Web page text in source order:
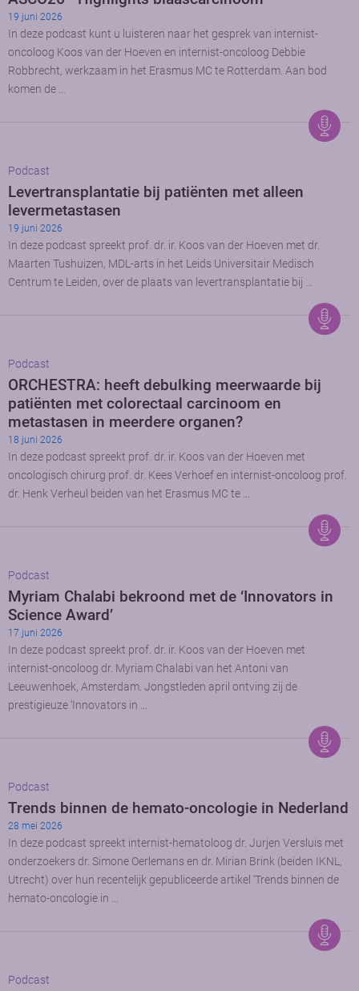
19 juni 2026
In deze podcast kunt u luisteren naar het gesprek van internist-
oncoloog Koos van der Hoeven en internist-oncoloog Debbie
Robbrecht, werkzaam in het Erasmus MC te Rotterdam. Aan bod
komen de …
Podcast
Levertransplantatie bij patiënten met alleen
levermetastasen
19 juni 2026
In deze podcast spreekt prof. dr. ir. Koos van der Hoeven met dr.
Maarten Tushuizen, MDL-arts in het Leids Universitair Medisch
Centrum te Leiden, over de plaats van levertransplantatie bij …
Podcast
ORCHESTRA: heeft debulking meerwaarde bij
patiënten met colorectaal carcinoom en
metastasen in meerdere organen?
18 juni 2026
In deze podcast spreekt prof. dr. ir. Koos van der Hoeven met
oncologisch chirurg prof. dr. Kees Verhoef en internist-oncoloog prof.
dr. Henk Verheul beiden van het Erasmus MC te …
Podcast
Myriam Chalabi bekroond met de ‘Innovators in
Science Award’
17 juni 2026
In deze podcast spreekt prof. dr. ir. Koos van der Hoeven met
internist-oncoloog dr. Myriam Chalabi van het Antoni van
Leeuwenhoek, Amsterdam. Jongstleden april ontving zij de
prestigieuze ‘Innovators in …
Podcast
Trends binnen de hemato-oncologie in Nederland
28 mei 2026
In deze podcast spreekt internist-hematoloog dr. Jurjen Versluis met
onderzoekers dr. Simone Oerlemans en dr. Mirian Brink (beiden IKNL,
Utrecht) over hun recentelijk gepubliceerde artikel ‘Trends binnen de
hemato-oncologie in …
Podcast